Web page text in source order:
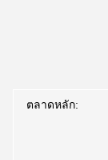
ตลาดหลัก: